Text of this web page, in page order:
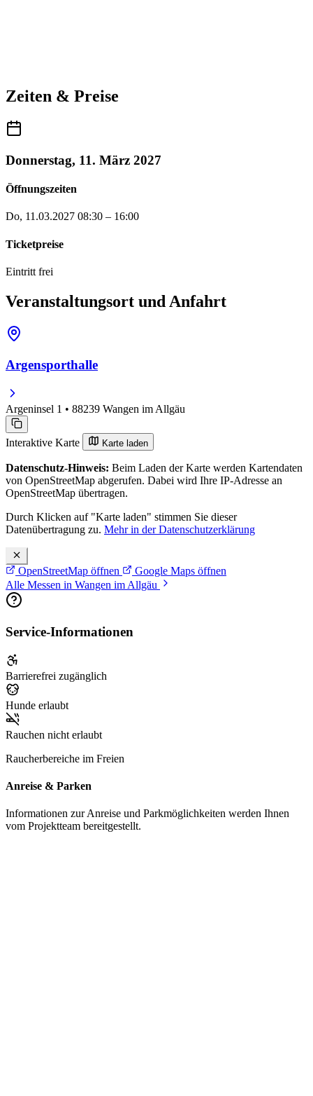
Zeiten & Preise
Donnerstag, 11. März 2027
Öffnungszeiten
Do, 11.03.2027 08:30 – 16:00
Ticketpreise
Eintritt frei
Veranstaltungsort und Anfahrt
Argensporthalle
Argeninsel 1 • 88239 Wangen im Allgäu
Interaktive Karte Karte laden
Datenschutz-Hinweis: Beim Laden der Karte werden Kartendaten
von OpenStreetMap abgerufen. Dabei wird Ihre IP-Adresse an
OpenStreetMap übertragen.
Durch Klicken auf "Karte laden" stimmen Sie dieser
Datenübertragung zu. Mehr in der Datenschutzerklärung
OpenStreetMap öffnen
Google Maps öffnen
Alle Messen in Wangen im Allgäu
Service-Informationen
Barrierefrei zugänglich
Hunde erlaubt
Rauchen nicht erlaubt
Raucherbereiche im Freien
Anreise & Parken
Informationen zur Anreise und Parkmöglichkeiten werden Ihnen
vom Projektteam bereitgestellt.